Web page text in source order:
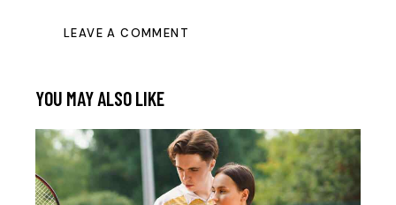
YOU MAY ALSO LIKE